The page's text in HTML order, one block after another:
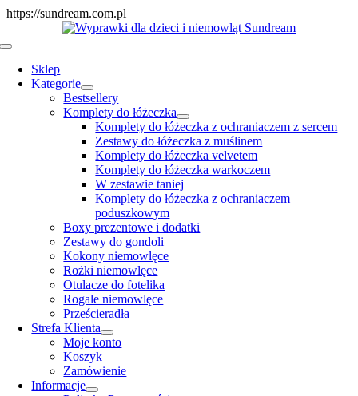
https://sundream.com.pl
to
Toggle
Navigation
Sklep
Kategorie
Bestsellery
Komplety do łóżeczka
Komplety do łóżeczka z ochraniaczem z sercem
Zestawy do łóżeczka z muślinem
Komplety do łóżeczka velvetem
Komplety do łóżeczka warkoczem
W zestawie taniej
Komplety do łóżeczka z ochraniaczem
poduszkowym
Boxy prezentowe i dodatki
Zestawy do gondoli
Kokony niemowlęce
Rożki niemowlęce
Otulacze do fotelika
Rogale niemowlęce
Prześcieradła
Strefa Klienta
Moje konto
Koszyk
Zamówienie
Informacje